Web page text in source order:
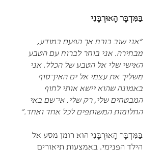
בַּמִּדְבָּר הָאוּרְבָּנִי
“אני שוב בורח אך הפעם במודע,
מבחירה. אני בוחר לברוח עם הטבע
האישי שלי אל הטבע של הכלל. אני
משליך את עצמי אל ים האין־סוף
באמונה שהוא יישא אותי לחוף
המבטחים שלי, רק שלי, אי־שם באי
החלומות המשותפים לכל אחד ואחד.”
בַּמִּדְבָּר הָאוּרְבָּנִי הוא רומן מסע אל
הילד הפנימי. באמצעות תיאורים